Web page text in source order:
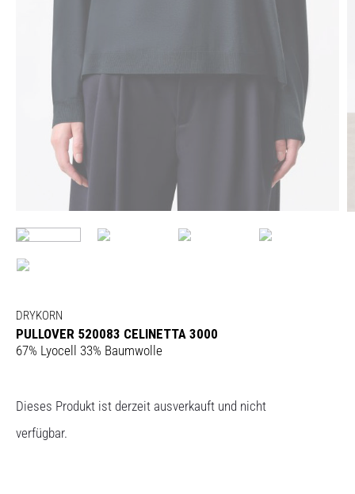
DRYKORN
PULLOVER 520083 CELINETTA 3000
67% Lyocell 33% Baumwolle
Dieses Produkt ist derzeit ausverkauft und nicht
verfügbar.